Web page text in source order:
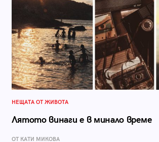
НЕЩАТА ОТ ЖИВОТА
Лятото винаги е в минало време
ОТ КАТИ МИКОВА